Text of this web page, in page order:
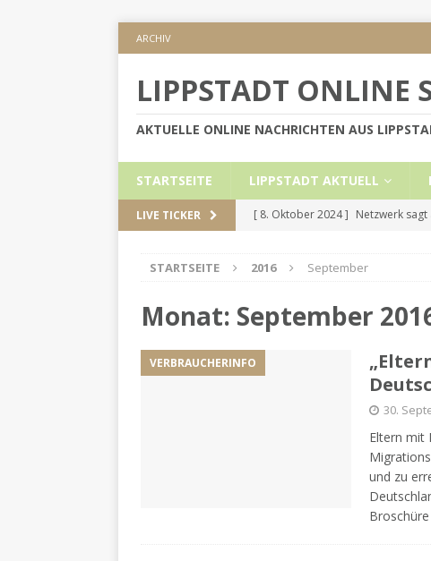
ARCHIV
LIPPSTADT ONLINE
AKTUELLE ONLINE NACHRICHTEN AUS
STARTSEITE LIPPSTADT AKTUELL
LIVE TICKER [ 8. Oktober 2024 ] Netzwerk
[ 5. September 2024 ]
[ 2. September 2024 ]
Geschützt:
[ 30. Mai 2024 ]
LIPPSTADT AKTUELL
STARTSEITE 2016 September
Monat: September
VERBRAUCHERINFO
30.
Eltern mit
und zu